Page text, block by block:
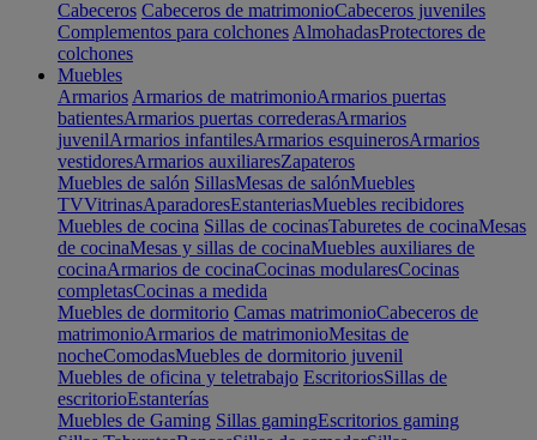
Cabeceros Cabeceros de matrimonioCabeceros juveniles
Complementos para colchones AlmohadasProtectores de
colchones
Muebles
Armarios Armarios de matrimonioArmarios puertas
batientesArmarios puertas correderasArmarios
juvenilArmarios infantilesArmarios esquinerosArmarios
vestidoresArmarios auxiliaresZapateros
Muebles de salón SillasMesas de salónMuebles
TVVitrinasAparadoresEstanteriasMuebles recibidores
Muebles de cocina Sillas de cocinasTaburetes de cocinaMesas
de cocinaMesas y sillas de cocinaMuebles auxiliares de
cocinaArmarios de cocinaCocinas modularesCocinas
completasCocinas a medida
Muebles de dormitorio Camas matrimonioCabeceros de
matrimonioArmarios de matrimonioMesitas de
nocheComodasMuebles de dormitorio juvenil
Muebles de oficina y teletrabajo EscritoriosSillas de
escritorioEstanterías
Muebles de Gaming Sillas gamingEscritorios gaming